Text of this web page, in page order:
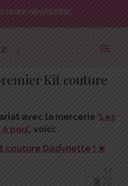
notre newsletter
Kit couture
avec la mercerie ‘Les
pois’, voici:
couture Dodynette ! ★